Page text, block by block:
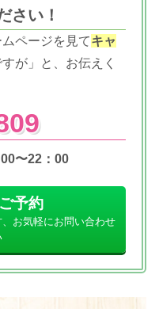
さい！
ページを見てキャ
が」と、お伝えく
〜22：00
予約
お気軽にお問い合わせ